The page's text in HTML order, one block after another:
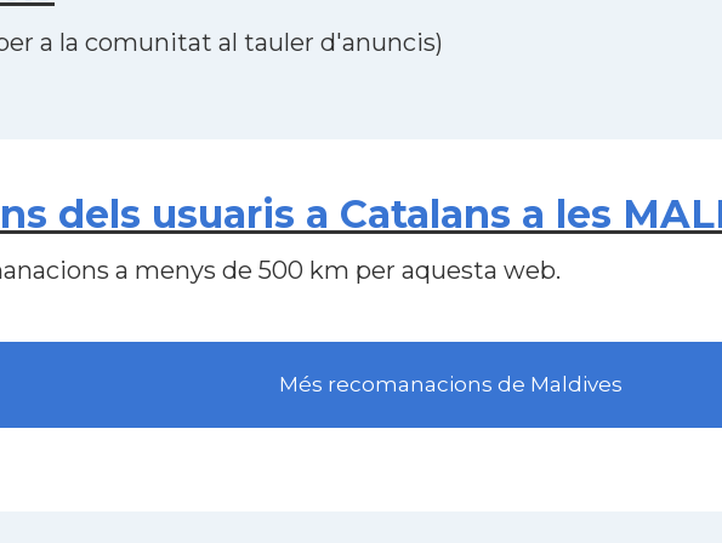
a la comunitat al tauler d'anuncis)
dels usuaris a Catalans a les
a menys de 500 km per aquesta web.
Més recomanacions de Maldives